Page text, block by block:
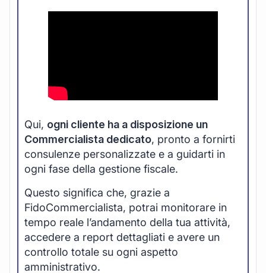
Qui, ogni cliente ha a disposizione un
Commercialista dedicato, pronto a fornirti
consulenze personalizzate e a guidarti in
ogni fase della gestione fiscale.
Questo significa che, grazie a
FidoCommercialista, potrai monitorare in
tempo reale l’andamento della tua attività,
accedere a report dettagliati e avere un
controllo totale su ogni aspetto
amministrativo.